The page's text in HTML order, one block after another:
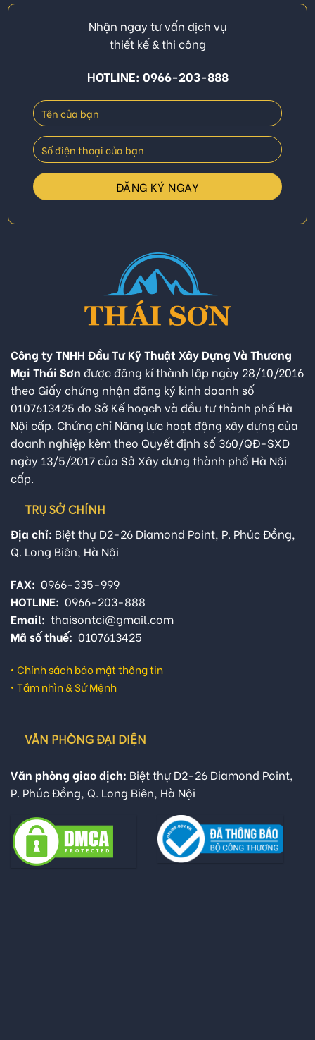
Nhận ngay tư vấn dịch vụ
thiết kế & thi công
HOTLINE: 0966-203-888
Công ty TNHH Đầu Tư Kỹ Thuật Xây Dựng Và Thương
Mại Thái Sơn được đăng kí thành lập ngày 28/10/2016
theo Giấy chứng nhận đăng ký kinh doanh số
0107613425 do Sở Kế hoạch và đầu tư thành phố Hà
Nội cấp. Chứng chỉ Năng lực hoạt động xây dựng của
doanh nghiệp kèm theo Quyết định số 360/QĐ-SXD
ngày 13/5/2017 của Sở Xây dựng thành phố Hà Nội
cấp.
TRỤ SỞ CHÍNH
Địa chỉ: Biệt thự D2-26 Diamond Point, P. Phúc Đồng,
Q. Long Biên, Hà Nội
FAX: 0966-335-999
HOTLINE: 0966-203-888
Email: thaisontci@gmail.com
Mã số thuế: 0107613425
• Chính sách bảo mật thông tin
• Tầm nhìn & Sứ Mệnh
VĂN PHÒNG ĐẠI DIỆN
Văn phòng giao dịch: Biệt thự D2-26 Diamond Point,
P. Phúc Đồng, Q. Long Biên, Hà Nội